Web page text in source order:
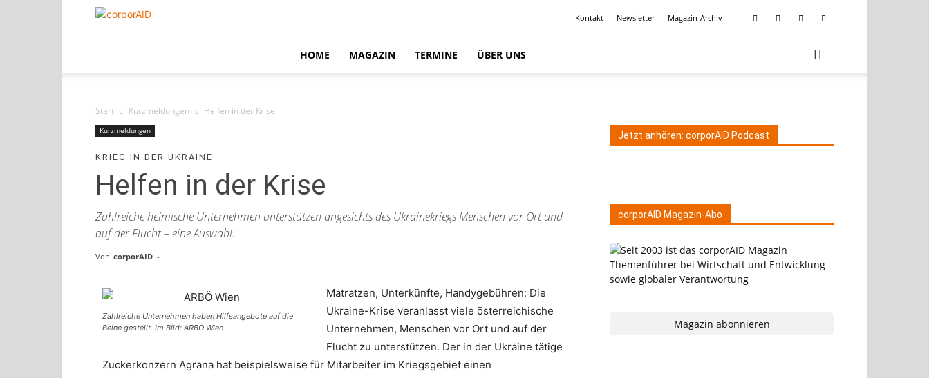
corporAID
Kontakt Newsletter Magazin-Archiv
HOME MAGAZIN TERMINE ÜBER UNS
Start Kurzmeldungen Helfen in der Krise
Kurzmeldungen
KRIEG IN DER UKRAINE
Helfen in der Krise
Zahlreiche heimische Unternehmen unterstützen angesichts des Ukrainekriegs Menschen vor Ort und
auf der Flucht – eine Auswahl:
Von corporAID -
Zahlreiche Unternehmen haben Hilfsangebote auf die
Beine gestellt. Im Bild: ARBÖ Wien
Matratzen, Unterkünfte, Handygebühren: Die
Ukraine-Krise veranlasst viele österreichische
Unternehmen, Menschen vor Ort und auf der
Flucht zu unterstützen. Der in der Ukraine tätige
Zuckerkonzern Agrana hat beispielsweise für Mitarbeiter im Kriegsgebiet einen
Jetzt anhören: corporAID Podcast
corporAID Magazin-Abo
Magazin abonnieren